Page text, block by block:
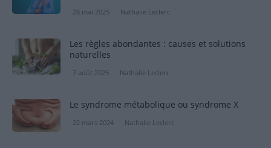
28 mai 2025 Nathalie Leclerc
Les règles abondantes : causes et solutions
naturelles
7 août 2025 Nathalie Leclerc
Le syndrome métabolique ou syndrome X
22 mars 2024 Nathalie Leclerc